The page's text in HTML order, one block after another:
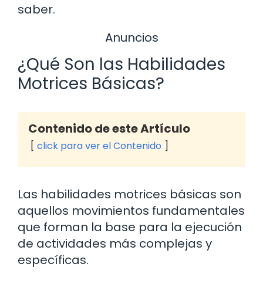
saber.
Anuncios
¿Qué Son las Habilidades
Motrices Básicas?
Contenido de este Artículo
click para ver el Contenido
Las habilidades motrices básicas son
aquellos movimientos fundamentales
que forman la base para la ejecución
de actividades más complejas y
específicas.